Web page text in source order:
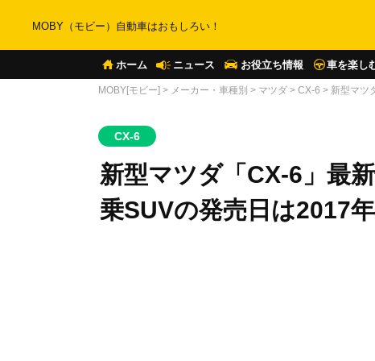
MOBY（モビー）自動車はおもしろい！
ホーム ニュース お役立ち情報 車を楽し
MOBY[モビー] > メーカー・車種別 > マツダ > CX-6 > 新型マツ
CX-6
新型マツダ「CX-6」最
乗SUVの発売日は2017